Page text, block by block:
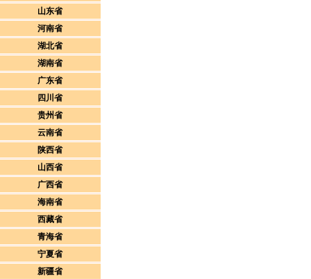
山东省
河南省
湖北省
湖南省
广东省
四川省
贵州省
云南省
陕西省
山西省
广西省
海南省
西藏省
青海省
宁夏省
新疆省